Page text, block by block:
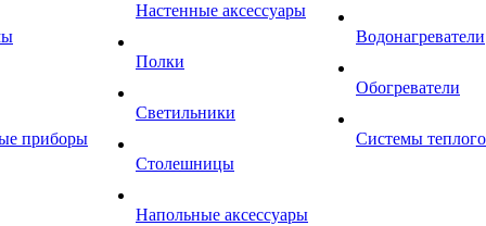
приборы
Настенные аксессуары
Полки
Светильники
Столешницы
Напольные аксессуары
Водонагреватели
Обогреватели
Системы